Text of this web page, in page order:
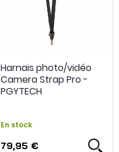
Harnais photo/vidéo
Camera Strap Pro -
PGYTECH
En stock
79,95 €